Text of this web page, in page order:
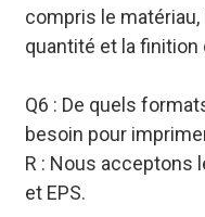
compris le matériau,
quantité et la
Q6 : De quels
besoin pour
R : Nous acceptons
et EPS.